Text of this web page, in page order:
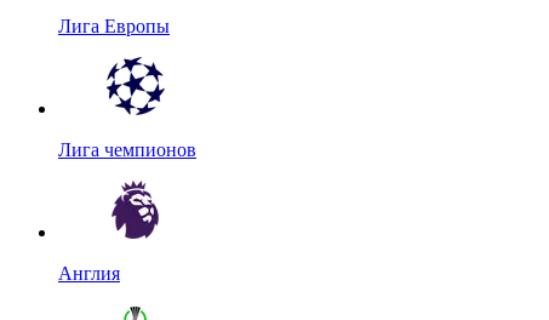
Лига Европы
Лига чемпионов
Англия